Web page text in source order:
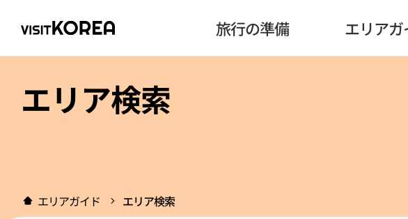
旅行の準備 エリアガ
エリア検索
エリアガイド エリア検索